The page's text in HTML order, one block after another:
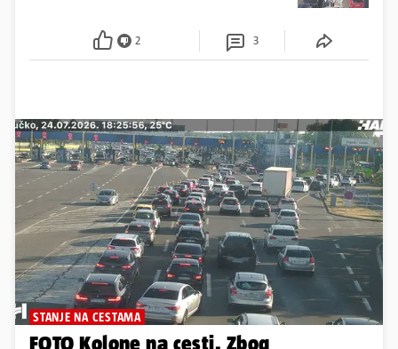
2 3
STANJE NA CESTAMA
FOTO Kolone na cesti. Zbog